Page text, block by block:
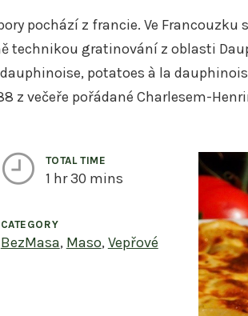
pochází z francie. Ve
technikou gratinování z oblasti
potatoes à la
z večeře pořádané Charlesem-
TOTAL TIME
1 hr 30 mins
CATEGORY
BezMasa, Maso,Vepřové